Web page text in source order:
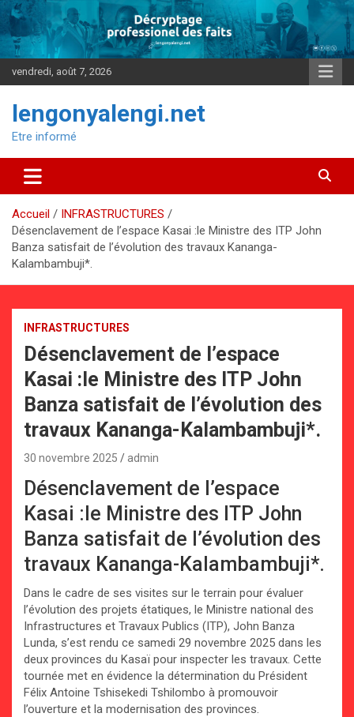
Aller
contenu
vendredi, août 7, 2026
lengonyalengi.net
Etre informé
Accueil
INFRASTRUCTURES
Désenclavement de l’espace Kasai :le Ministre des ITP John
Banza satisfait de l’évolution des travaux Kananga-
Kalambambuji*.
INFRASTRUCTURES
Désenclavement de l’espace
Kasai :le Ministre des ITP John
Banza satisfait de l’évolution des
travaux Kananga-Kalambambuji*.
30 novembre 2025 admin
Désenclavement de l’espace
Kasai :le Ministre des ITP John
Banza satisfait de l’évolution des
travaux Kananga-Kalambambuji*.
Dans le cadre de ses visites sur le terrain pour évaluer
l’évolution des projets étatiques, le Ministre national des
Infrastructures et Travaux Publics (ITP), John Banza
Lunda, s’est rendu ce samedi 29 novembre 2025 dans les
deux provinces du Kasaï pour inspecter les travaux. Cette
tournée met en évidence la détermination du Président
Félix Antoine Tshisekedi Tshilombo à promouvoir
l’ouverture et la modernisation des provinces.